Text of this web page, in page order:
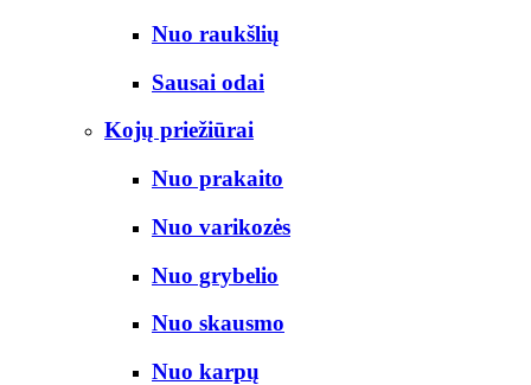
Nuo raukšlių
Sausai odai
Kojų priežiūrai
Nuo prakaito
Nuo varikozės
Nuo grybelio
Nuo skausmo
Nuo karpų